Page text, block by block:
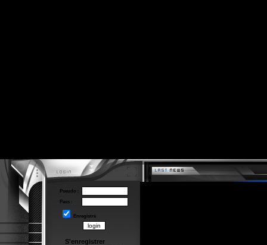
Pseudo :
Pass :
Enregistré
S'enregistrer